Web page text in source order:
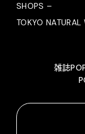
SHOPS –
TOKYO
雑誌